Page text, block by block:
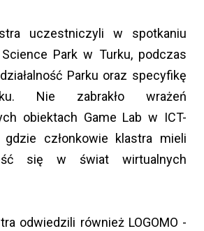
uczestniczyli w spotkaniu
Park w Turku, podczas
Parku oraz specyfikę
Nie zabrakło wrażeń
obiektach Game Lab w ICT-
gdzie członkowie klastra mieli
się w świat wirtualnych
odwiedzili również LOGOMO -